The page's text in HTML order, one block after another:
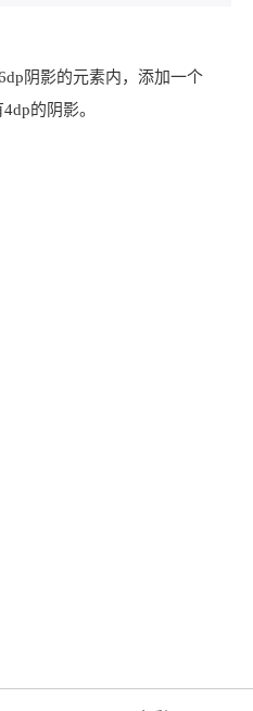
阴影的元素内，添加一个
的阴影。